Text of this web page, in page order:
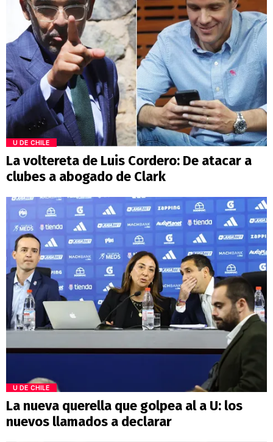
U DE CHILE
La voltereta de Luis Cordero: De atacar a
clubes a abogado de Clark
U DE CHILE
La nueva querella que golpea al a U: los
nuevos llamados a declarar